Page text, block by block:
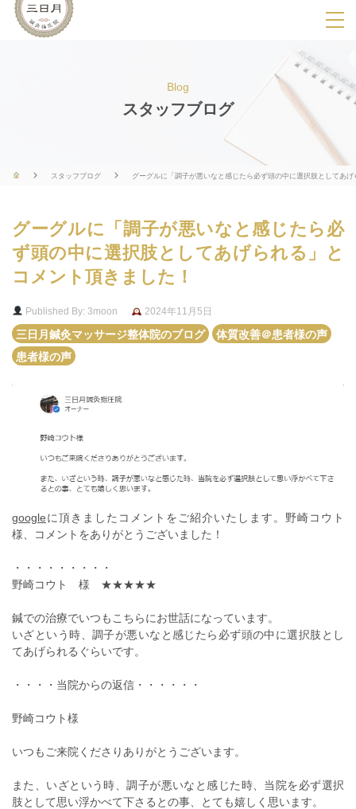
SPメニ
ー
展
用
ボ
Blog
スタッフブログ
スタッフブログ グーグルに「調子が悪いなと感じたら必ず頭の中に選択肢としてあ
グーグルに「調子が悪いなと感じたら必
ず頭の中に選択肢としてあげられる」と
コメント頂きました！
Published By: 3moon
2024年11月5日
三日月鍼灸マッサージ整体院のブログ
体質改善＠患者様の声
患者様の声
googleに頂きましたコメントをご紹介いたします。野崎コウト
様、コメントをありがとうございました！
・・・・・・・・・
野崎コウト 様 ★★★★★
鍼での治療でいつもこちらにお世話になっています。
いざという時、調子が悪いなと感じたら必ず頭の中に選択肢とし
てあげられるぐらいです。
・・・・当院からの返信・・・・・・
野崎コウト様
いつもご来院くださりありがとうございます。
また、いざという時、調子が悪いなと感じた時、当院を必ず選択
肢として思い浮かべて下さるとの事、とても嬉しく思います。